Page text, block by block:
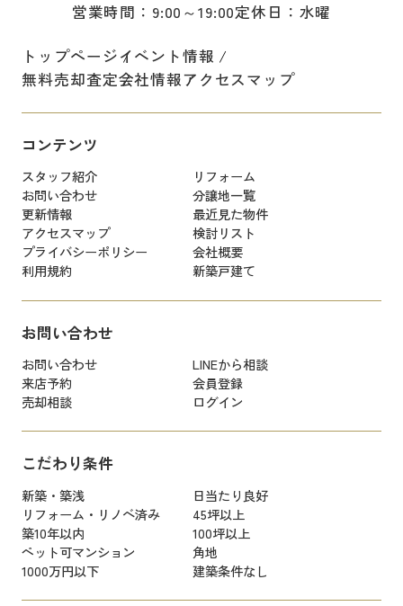
営業時間：9:00～19:00定休日：水曜
トップページイベント情報
無料売却査定会社情報アクセスマップ
コンテンツ
スタッフ紹介
リフォーム
お問い合わせ
分譲地一覧
更新情報
最近見た物件
アクセスマップ
検討リスト
プライバシーポリシー
会社概要
利用規約
新築戸建て
お問い合わせ
お問い合わせ
LINEから相談
来店予約
会員登録
売却相談
ログイン
こだわり条件
新築・築浅
日当たり良好
リフォーム・リノベ済み
45坪以上
築10年以内
100坪以上
ペット可マンション
角地
1000万円以下
建築条件なし